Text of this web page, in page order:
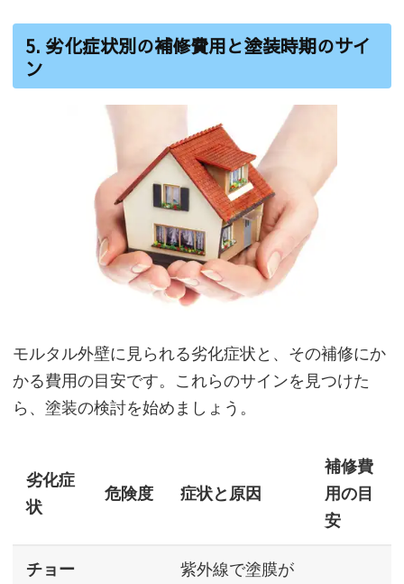
5. 劣化症状別の補修費用と塗装時期のサイ
ン
モルタル外壁に見られる劣化症状と、その補修にか
かる費用の目安です。これらのサインを見つけた
ら、塗装の検討を始めましょう。
劣化症
状
危険度 症状と原因
補修費
用の目
安
チョー
紫外線で塗膜が